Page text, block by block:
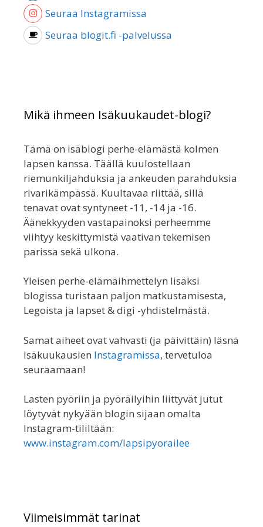
Seuraa Instagramissa
Seuraa blogit.fi -palvelussa
Mikä ihmeen Isäkuukaudet-blogi?
Tämä on isäblogi perhe-elämästä kolmen
lapsen kanssa. Täällä kuulostellaan
riemunkiljahduksia ja ankeuden parahduksia
rivarikämpässä. Kuultavaa riittää, sillä
tenavat ovat syntyneet -11, -14 ja -16.
Äänekkyyden vastapainoksi perheemme
viihtyy keskittymistä vaativan tekemisen
parissa sekä ulkona.
Yleisen perhe-elämäihmettelyn lisäksi
blogissa turistaan paljon matkustamisesta,
Legoista ja lapset & digi -yhdistelmästä.
Samat aiheet ovat vahvasti (ja päivittäin) läsnä
Isäkuukausien Instagramissa, tervetuloa
seuraamaan!
Lasten pyöriin ja pyöräilyihin liittyvät jutut
löytyvät nykyään blogin sijaan omalta
Instagram-tililtään:
www.instagram.com/lapsipyorailee
Viimeisimmät tarinat